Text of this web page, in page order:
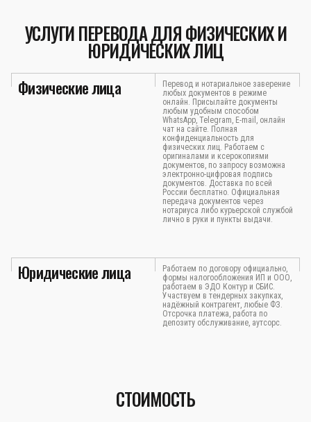
УСЛУГИ ПЕРЕВОДА ДЛЯ ФИЗИЧЕСКИХ И
ЮРИДИЧЕСКИХ ЛИЦ
Физические лица
Перевод и нотариальное заверение
любых документов в режиме
онлайн. Присылайте документы
любым удобным способом
WhatsApp, Telegram, E-mail, онлайн
чат на сайте. Полная
конфиденциальность для
физических лиц. Работаем с
оригиналами и ксерокопиями
документов, по запросу возможна
электронно-цифровая подпись
документов. Доставка по всей
России бесплатно. Официальная
передача документов через
нотариуса либо курьерской службой
лично в руки и пункты выдачи.
Юридические лица
Работаем по договору официально,
формы налогообложения ИП и ООО,
работаем в ЭДО Контур и СБИС.
Участвуем в тендерных закупках,
надёжный контрагент, любые ФЗ.
Отсрочка платежа, работа по
депозиту обслуживание, аутсорс.
СТОИМОСТЬ